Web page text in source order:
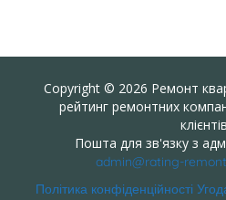
Copyright © 2026 Ремонт
рейтинг ремонтних
клієнтів
Пошта для зв'язку з
admin@rating-
Політика конфіденційності